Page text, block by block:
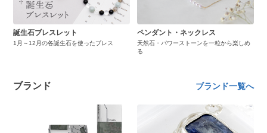
誕生石ブレスレット
1月～12月の各誕生石を使ったブレス
ペンダント・ネックレス
天然石・パワーストーンを一粒から楽しめ
る
ブランド ブランド一覧へ